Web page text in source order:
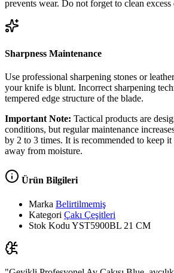
prevents wear. Do not forget to clean excess
Sharpness Maintenance
Use professional sharpening stones or
your knife is blunt. Incorrect sharpening
tempered edge structure of the blade.
Important Note: Tactical products are
conditions, but regular maintenance
by 2 to 3 times. It is recommended to keep
away from moisture.
Ürün Bilgileri
Marka Belirtilmemiş
Kategori Çakı Çeşitleri
Stok Kodu YST5900BL 21 CM